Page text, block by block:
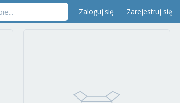
Zaloguj się Zarejestruj się